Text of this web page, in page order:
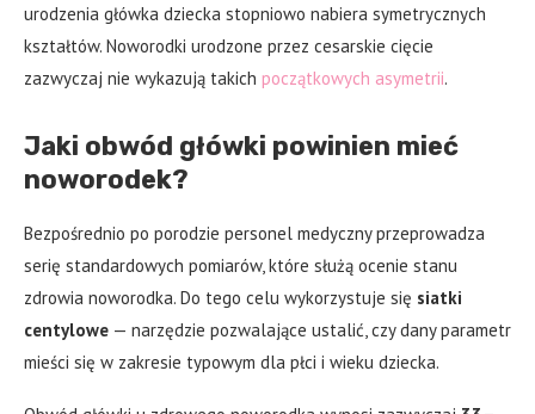
urodzenia główka dziecka stopniowo nabiera symetrycznych
kształtów. Noworodki urodzone przez cesarskie cięcie
zazwyczaj nie wykazują takich początkowych asymetrii.
Jaki obwód główki powinien mieć
noworodek?
Bezpośrednio po porodzie personel medyczny przeprowadza
serię standardowych pomiarów, które służą ocenie stanu
zdrowia noworodka. Do tego celu wykorzystuje się siatki
centylowe — narzędzie pozwalające ustalić, czy dany parametr
mieści się w zakresie typowym dla płci i wieku dziecka.